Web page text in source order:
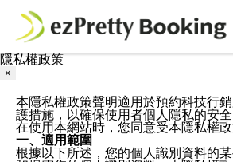
隱私權政策
×
本隱私權政策聲明適用於預約科技行
護措施，以確保使用者個人隱私的安全
在使用本網站時，您同意受本隱私權
一、適用範圍
根據以下所述，您的個人識別資料的